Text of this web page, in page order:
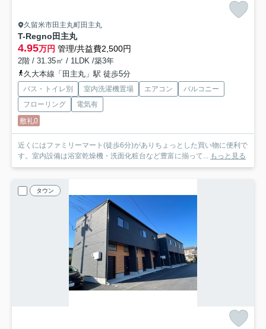
久留米市田主丸町田主丸
T-Regno田主丸
4.95万円 管理/共益費2,500円
2階 / 31.35㎡ / 1LDK /築3年
久大本線「田主丸」駅 徒歩5分
バス・トイレ別 室内洗濯機置場 エアコン
バルコニー
フローリング
電気有
敷礼0
近くにはファミリーマート(徒歩6分)がありちょっとした買い物に便利で
す。室内設備は浴室乾燥機・洗面化粧台など豊富に揃って... もっと見る
タウン